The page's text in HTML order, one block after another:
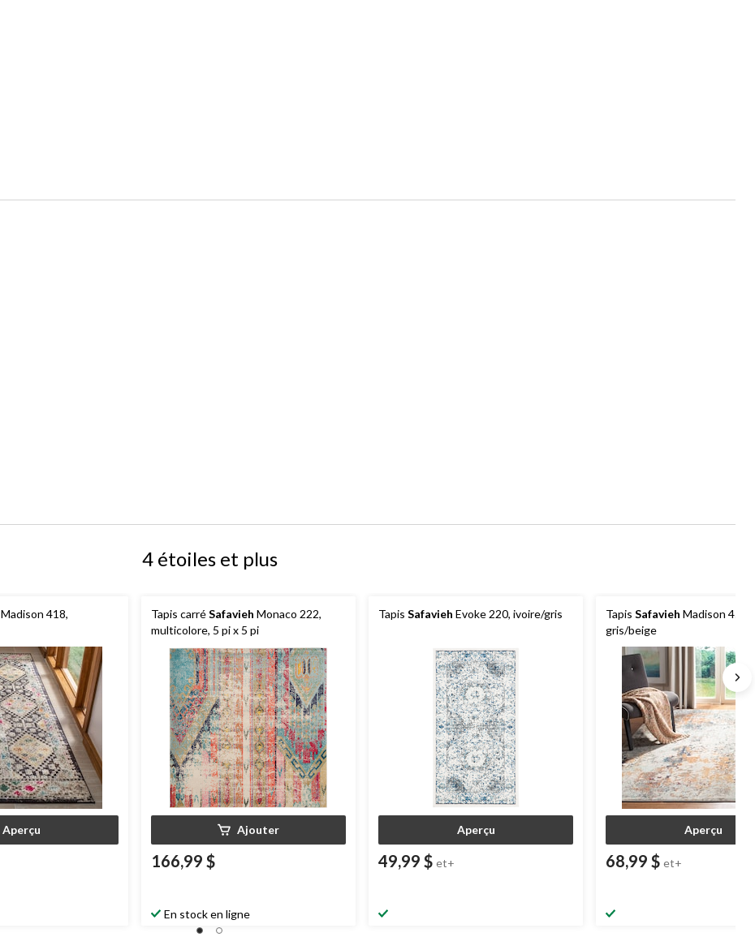
4 étoiles et plus
Madison 418,
Aperçu
Tapis carréSafavieh Monaco 222,
multicolore, 5 pi x 5 pi
Ajouter
166,99 $
En stock en ligne
Tapis Safavieh Evoke 220, ivoire/gris
Aperçu
49,99 $ et+
Tapis Safavieh Madison 453,
gris/beige
Aperçu
68,99 $ et+